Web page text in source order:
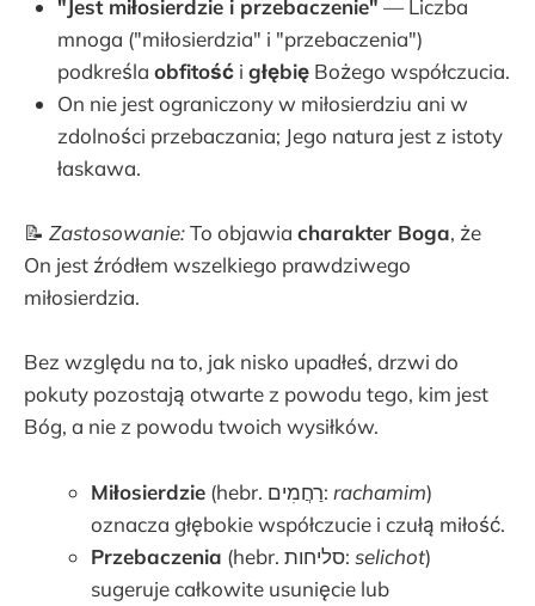
"Jest miłosierdzie i przebaczenie" — Liczba
mnoga ("miłosierdzia" i "przebaczenia")
podkreśla obfitość i głębię Bożego współczucia.
On nie jest ograniczony w miłosierdziu ani w
zdolności przebaczania; Jego natura jest z istoty
łaskawa.
📝 Zastosowanie:To objawia charakter Boga, że
On jest źródłem wszelkiego prawdziwego
miłosierdzia.
Bez względu na to, jak nisko upadłeś, drzwi do
pokuty pozostają otwarte z powodu tego, kim jest
Bóg, a nie z powodu twoich wysiłków.
Miłosierdzie (hebr. רַחֲמִים: rachamim)
oznacza głębokie współczucie i czułą miłość.
Przebaczenia
(hebr. סליחות: selichot)
sugeruje całkowite usunięcie lub